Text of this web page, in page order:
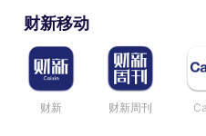
财新移动
财新 财新周刊